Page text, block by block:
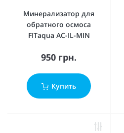
Минерализатор для
обратного осмоса
FITaqua AC-IL-MIN
950 грн.
Купить